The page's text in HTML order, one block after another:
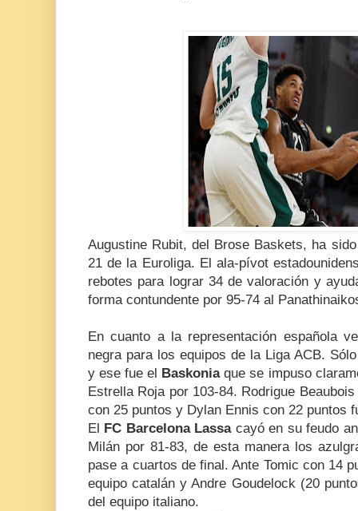
Augustine Rubit, del Brose Baskets, ha
21 de la Euroliga. El ala-pívot
rebotes para lograr 34 de valoración y
forma contundente por 95-74 al
En cuanto a la representación española
negra para los equipos de la Liga ACB.
y ese fue el Baskoniaque se impuso
Estrella Roja por 103-84. Rodrigue
con 25 puntos y Dylan Ennis con 22 puntos
El FC Barcelona Lassacayó en su feudo
Milán por 81-83, de esta manera los
pase a cuartos de final. Ante Tomic con 14
equipo catalán y Andre Goudelock (20
del equipo italiano.